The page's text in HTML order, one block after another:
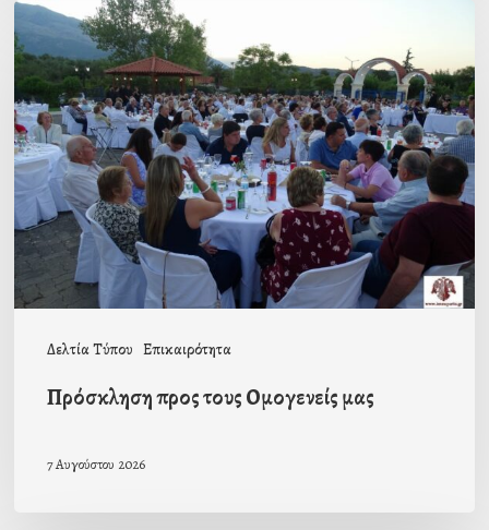
Δελτία Τύπου Επικαιρότητα
Πρόσκληση
προς
τους
Ομογενείς
μας
Πρόσκληση προς τους Ομογενείς μας
7 Αυγούστου 2026